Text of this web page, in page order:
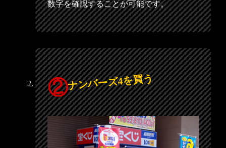
数字を確認することが可能です。
ナンバーズ4を買う